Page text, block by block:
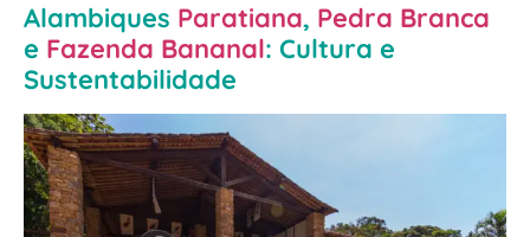
Alambiques Paratiana, Pedra Branca
e Fazenda Bananal: Cultura e
Sustentabilidade